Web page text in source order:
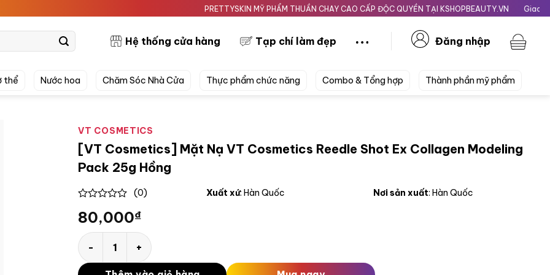
PRETTYSKIN MỸ PHẨM THUẦN CHAY CAO CẤP ĐỘC QUYỀN TẠI KSHOPBEAUTY.VN Giao nhanh
Hệ thống cửa hàng Tạp chí làm đẹp Đăng nhập
thể Nước hoa Chăm Sóc Nhà Cửa Thực phẩm chức năng Combo & Tổng hợp Thành phần mỹ phẩm
VT COSMETICS
[VT Cosmetics] Mặt Nạ VT Cosmetics Reedle Shot Ex Collagen Modeling
Pack 25g Hồng
out
5
(0) Xuất xứ: Hàn Quốc Nơi sản xuất: Hàn Quốc
80,000₫
[VT Cosmetics] Mặt Nạ VT Cosmetics Reedle Shot Ex Collagen Modeling Pack 25g Hồng số lượng